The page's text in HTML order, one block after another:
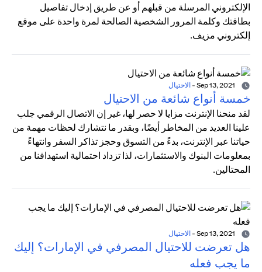
الإلكتروني المرسلة من قبلهم أو عن طريق إدخال تفاصيل
بطاقتك وكلمة المرور الشخصية الصالحة لمرة واحدة على موقع
إلكتروني مزيف.
- الاحتيال
خمسة أنواع شائعة من الاحتيال
لقد منحنا الإنترنت مزايا لا حصر لها، غير إن الاتصال الرقمي جلب
علينا العديد من المخاطر أيضًا، وبقدر ما نتشارك لحظات مهمة من
حياتنا عبر الإنترنت، بدءً من التسوق وحجز تذاكر السفر وانتهاءً
بمعلومات البنوك والاستثمارات، لذا تزداد احتمالية استهدافنا من
المحتالين.
- الاحتيال
هل تعرضت للاحتيال المصرفي في الإمارات؟ إليك
ما يجب فعله